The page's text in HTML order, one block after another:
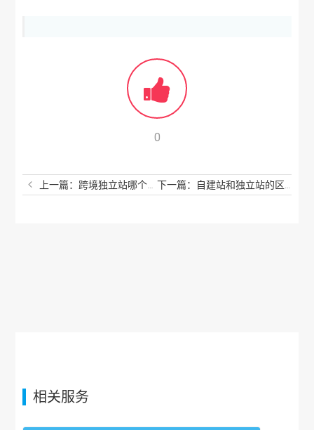
0
上一篇：跨境独立站哪个平台建站好？这个简直靠谱还省心
相关服务